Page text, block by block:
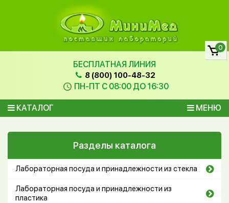
БЕСПЛАТНАЯ ЛИНИЯ
8 (800) 100-48-32
ПН-ПТ С 08:00 ДО 16:30
КАТАЛОГ МЕНЮ
0
Разделы каталога
Лабораторная посуда и принадлежности из стекла
Лабораторная посуда и принадлежности из
пластика